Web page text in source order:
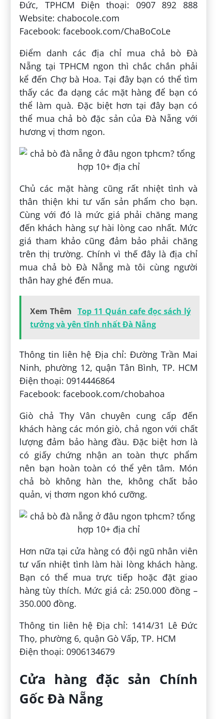
Đức, TPHCM Điện thoại: 0907 892 888
Website: chabocole.com
Facebook: facebook.com/ChaBoCoLe
Điểm danh các địa chỉ mua chả bò Đà
Nẵng tại TPHCM ngon thì chắc chắn phải
kể đến Chợ bà Hoa. Tại đây bạn có thể tìm
thấy các đa dạng các mặt hàng để bạn có
thể làm quà. Đặc biệt hơn tại đây bạn có
thể mua chả bò đặc sản của Đà Nẵng với
hương vị thơm ngon.
Chủ các mặt hàng cũng rất nhiệt tình và
thân thiện khi tư vấn sản phẩm cho bạn.
Cùng với đó là mức giá phải chăng mang
đến khách hàng sự hài lòng cao nhất. Mức
giá tham khảo cũng đảm bảo phải chăng
trên thị trường. Chính vì thế đây là địa chỉ
mua chả bò Đà Nẵng mà tôi cùng người
thân hay ghé đến mua.
Xem Thêm Top 11 Quán cafe đọc sách lý
tưởng và yên tĩnh nhất Đà Nẵng
Thông tin liên hệ Địa chỉ: Đường Trần Mai
Ninh, phường 12, quận Tân Bình, TP. HCM
Điện thoại: 0914446864
Facebook: facebook.com/chobahoa
Giò chả Thy Vân chuyên cung cấp đến
khách hàng các món giò, chả ngon với chất
lượng đảm bảo hàng đầu. Đặc biệt hơn là
có giấy chứng nhận an toàn thực phẩm
nên bạn hoàn toàn có thể yên tâm. Món
chả bò không hàn the, không chất bảo
quản, vị thơm ngon khó cưỡng.
Hơn nữa tại cửa hàng có đội ngũ nhân viên
tư vấn nhiệt tình làm hài lòng khách hàng.
Bạn có thể mua trực tiếp hoặc đặt giao
hàng tùy thích. Mức giá cả: 250.000 đồng –
350.000 đồng.
Thông tin liên hệ Địa chỉ: 1414/31 Lê Đức
Thọ, phường 6, quận Gò Vấp, TP. HCM
Điện thoại: 0906134679
Cửa hàng đặc sản Chính
Gốc Đà Nẵng